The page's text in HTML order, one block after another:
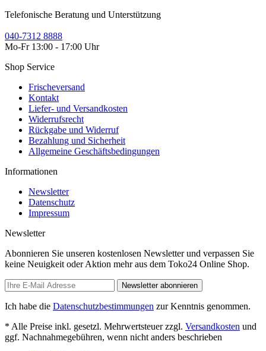
Telefonische Beratung und Unterstützung
040-7312 8888
Mo-Fr 13:00 - 17:00 Uhr
Shop Service
Frischeversand
Kontakt
Liefer- und Versandkosten
Widerrufsrecht
Rückgabe und Widerruf
Bezahlung und Sicherheit
Allgemeine Geschäftsbedingungen
Informationen
Newsletter
Datenschutz
Impressum
Newsletter
Abonnieren Sie unseren kostenlosen Newsletter und verpassen Sie
keine Neuigkeit oder Aktion mehr aus dem Toko24 Online Shop.
Newsletter abonnieren
Ich habe die Datenschutzbestimmungen zur Kenntnis genommen.
* Alle Preise inkl. gesetzl. Mehrwertsteuer zzgl. Versandkosten und
ggf. Nachnahmegebühren, wenn nicht anders beschrieben